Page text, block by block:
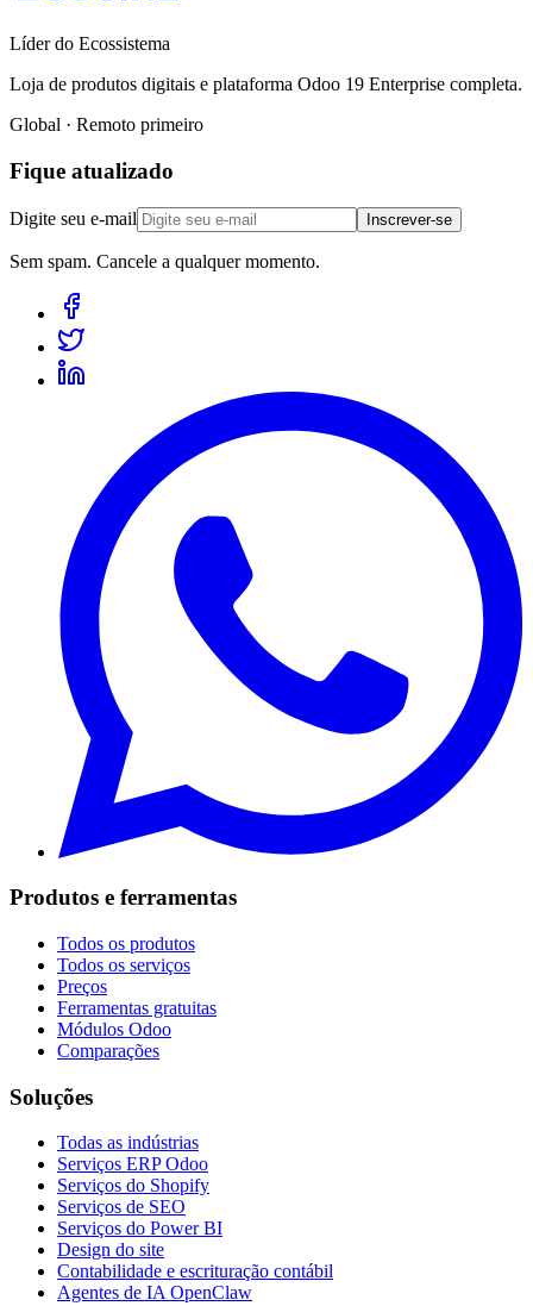
Líder do Ecossistema
Loja de produtos digitais e plataforma Odoo 19 Enterprise completa.
Global · Remoto primeiro
Fique atualizado
Digite seu e-mail Inscrever-se
Sem spam. Cancele a qualquer momento.
Produtos e ferramentas
Todos os produtos
Todos os serviços
Preços
Ferramentas gratuitas
Módulos Odoo
Comparações
Soluções
Todas as indústrias
Serviços ERP Odoo
Serviços do Shopify
Serviços de SEO
Serviços do Power BI
Design do site
Contabilidade e escrituração contábil
Agentes de IA OpenClaw